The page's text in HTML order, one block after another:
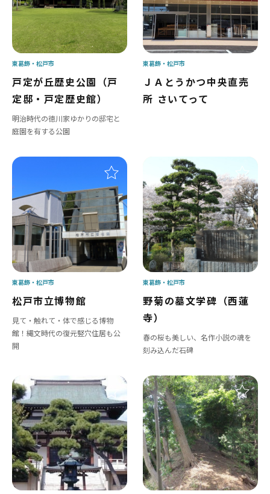
戸定が丘歴史公園（戸
定邸・戸定歴史館）
明治時代の徳川家ゆかりの邸宅と
庭園を有する公園
東葛飾 松戸市
ＪＡとうかつ中央直売
所 さいてって
東葛飾 松戸市
松戸市立博物館
見て・触れて・体で感じる博物
館！縄文時代の復元竪穴住居も公
開
東葛飾 松戸市
野菊の墓文学碑（西蓮
寺）
春の桜も美しい、名作小説の魂を
刻み込んだ石碑
東葛飾 松戸市